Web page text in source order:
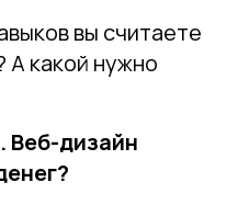
вы считаете
А какой нужно
Веб-дизайн